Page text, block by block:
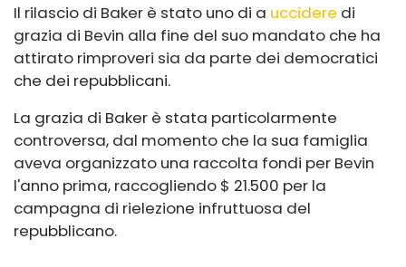
Il rilascio di Baker è stato uno di a uccidere di
grazia di Bevin alla fine del suo mandato che ha
attirato rimproveri sia da parte dei democratici
che dei repubblicani.
La grazia di Baker è stata particolarmente
controversa, dal momento che la sua famiglia
aveva organizzato una raccolta fondi per Bevin
l'anno prima, raccogliendo $ 21.500 per la
campagna di rielezione infruttuosa del
repubblicano.